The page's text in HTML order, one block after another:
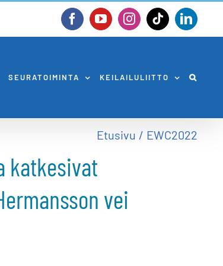
FacebookYouTubeInstagram
Tiktok
SEURATOIMINTA KEILAILULIITTO
Etusivu EWC2022
katkesivat
vei